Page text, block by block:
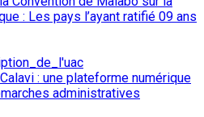
: Les pays l’ayant ratifié 09 ans
: une plateforme numérique
administratives